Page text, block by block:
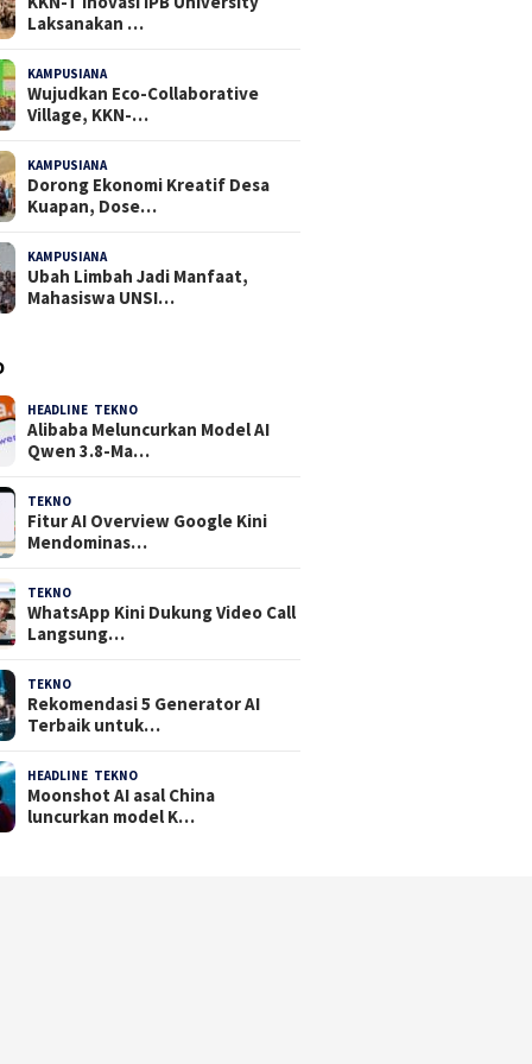
Laksanakan …
KAMPUSIANA
Wujudkan Eco-Collaborative
Village, KKN-…
KAMPUSIANA
Dorong Ekonomi Kreatif Desa
Kuapan, Dose…
KAMPUSIANA
Ubah Limbah Jadi Manfaat,
Mahasiswa UNSI…
HEADLINE TEKNO
Alibaba Meluncurkan Model AI
Qwen 3.8-Ma…
TEKNO
Fitur AI Overview Google Kini
Mendominas…
TEKNO
WhatsApp Kini Dukung Video Call
Langsung…
TEKNO
Rekomendasi 5 Generator AI
Terbaik untuk…
HEADLINE TEKNO
Moonshot AI asal China
luncurkan model K…